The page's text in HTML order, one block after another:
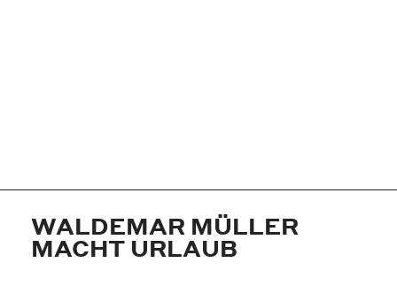
WALDEMAR MÜLLER
MACHT URLAUB